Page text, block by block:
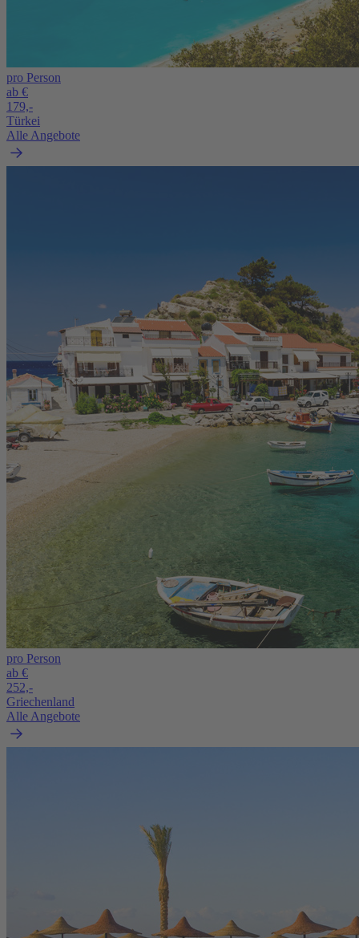
pro Person
ab €
179,-
Türkei
Alle Angebote
pro Person
ab €
252,-
Griechenland
Alle Angebote